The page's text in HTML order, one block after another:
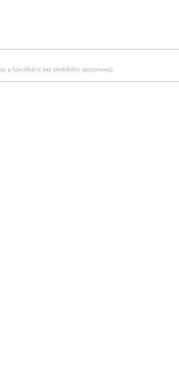
a špecifikácie bez predošlého upozornenia)